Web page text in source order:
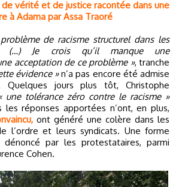
de vérité et de justice racontée dans une
à Adama par Assa Traoré
de racisme structurel dans les
(…) Je crois qu’il manque une
acceptation de ce problème », tranche
évidence »n’a pas encore été admise
Quelques jours plus tôt, Christophe
une tolérance zéro contre le racisme »
les réponses apportées n’ont, en plus,
ont généré une colère dans les
l’ordre et leurs syndicats. Une forme
par les protestataires, parmi
Cohen.